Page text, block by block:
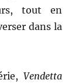
tout en
dans la
Vendetta